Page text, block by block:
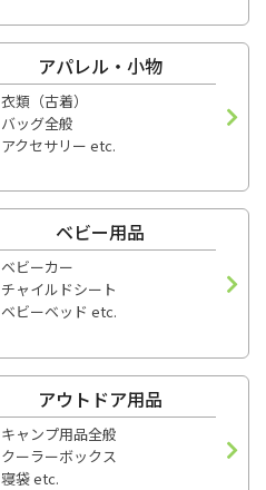
アパレル・小物
衣類（古着）
バッグ全般
アクセサリー etc.
ベビー用品
ベビーカー
チャイルドシート
ベビーベッド etc.
アウトドア用品
キャンプ用品全般
クーラーボックス
寝袋 etc.